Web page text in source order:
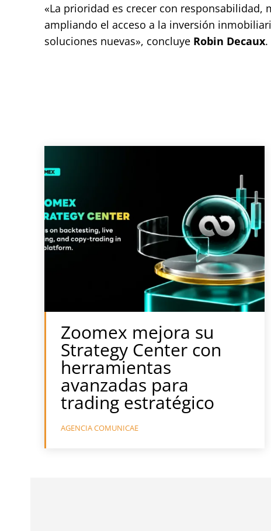
«La prioridad es crecer con
ampliando el acceso a la inversión
soluciones nuevas», concluye Robin Decaux.
Zoomex mejora su
Strategy Center con
herramientas
avanzadas para
trading estratégico
AGENCIA COMUNICAE